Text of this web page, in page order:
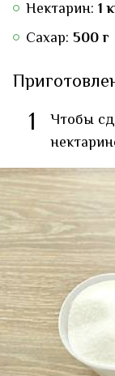
Нектарин: 1
Сахар: 500 г
1
Чтобы